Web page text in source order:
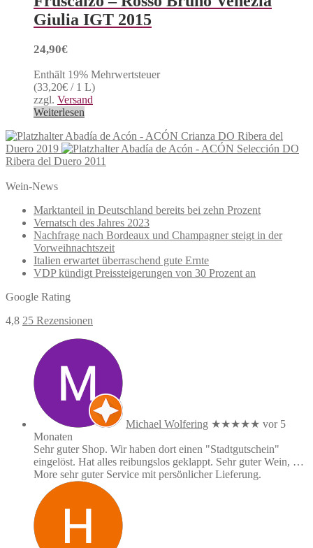
Giulia IGT 2015
24,90€
Enthält 19% Mehrwertsteuer
(33,20€ / 1 L)
zzgl. Versand
Weiterlesen
Abadía de Acón - ACÓN Crianza DO Ribera del
Duero 2019
Abadía de Acón - ACÓN Selección DO
Ribera del Duero 2011
Wein-News
Marktanteil in Deutschland bereits bei zehn Prozent
Vernatsch des Jahres 2023
Nachfrage nach Bordeaux und Champagner steigt in der
Vorweihnachtszeit
Italien erwartet überraschend gute Ernte
VDP kündigt Preissteigerungen von 30 Prozent an
Google Rating
4,8 25 Rezensionen
Michael Wolfering ★★★★★ vor 5
Monaten
Sehr guter Shop. Wir haben dort einen "Stadtgutschein"
eingelöst. Hat alles reibungslos geklappt. Sehr guter Wein, …
More sehr guter Service mit persönlicher Lieferung.